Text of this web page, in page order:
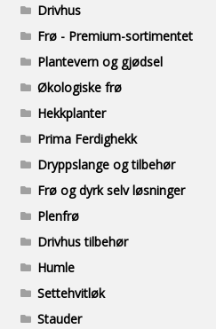
Drivhus
Frø - Premium-sortimentet
Plantevern og gjødsel
Økologiske frø
Hekkplanter
Prima Ferdighekk
Dryppslange og tilbehør
Frø og dyrk selv løsninger
Plenfrø
Drivhus tilbehør
Humle
Settehvitløk
Stauder